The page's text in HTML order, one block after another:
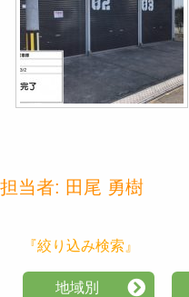
担当者: 田尾 勇樹
『絞り込み検索』
地域別